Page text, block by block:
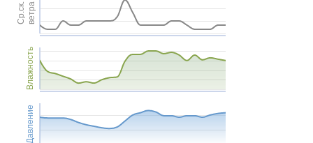
Ср.ск.ветра
Влажность
Давление